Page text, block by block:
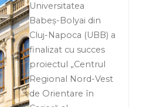
Universitatea
Babeș-Bolyai din
Cluj-Napoca (UBB) a
finalizat cu succes
proiectul „Centrul
Regional Nord-Vest
de Orientare în